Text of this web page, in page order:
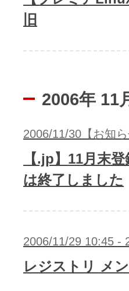
旧
2006年 11
2006/11/30【お知ら
【.jp】11月末
は終了しました
2006/11/29 10:45 -
レジストリ メ